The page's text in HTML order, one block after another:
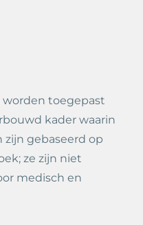
worden toegepast
kader waarin
zijn gebaseerd op
ze zijn niet
medisch en